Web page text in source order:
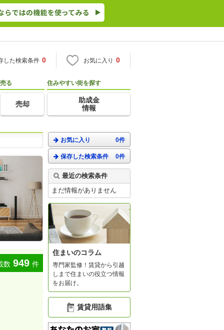
した検索条件 0 お気に入り 0
売る
売却
住みやすい街を探す
助成金
情報
数 949 件
お気に入り 0件
保存した検索条件 0件
最近の検索条件
まだ情報がありません
住まいのコラム
専門家監修！賃貸から引越
しまで住まいの役立つ情報
をお届け。
賃貸用語集